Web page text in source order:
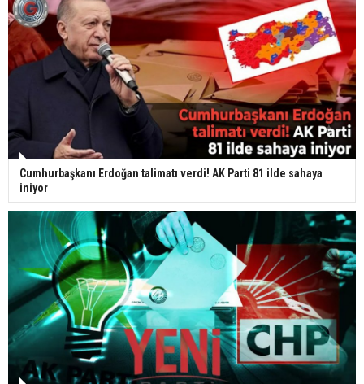
Cumhurbaşkanı Erdoğan talimatı verdi! AK Parti 81 ilde sahaya
iniyor